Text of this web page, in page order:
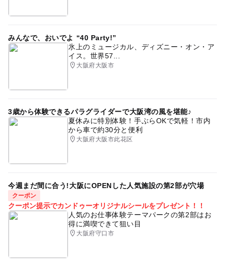
みんなで、おいでよ “40 Party!”
氷上のミュージカル、ディズニー・オン・ア
イス。世界57...
大阪府大阪市
3歳から体験できるパラグライダーで大阪湾の風を堪能♪
夏休みに特別体験！手ぶらOKで気軽！市内
から車で約30分と便利
大阪府大阪市此花区
今週まだ間に合う!大阪にOPENした人気施設の第2部が穴場
クーポン
クーポン提示でカンドゥーオリジナルシールをプレゼント！！
人気のお仕事体験テーマパークの第2部はお
得に満喫できて狙い目
大阪府守口市